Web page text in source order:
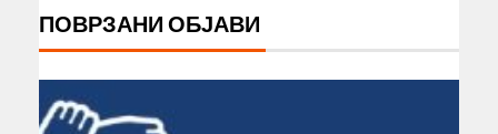
ПОВРЗАНИ ОБЈАВИ